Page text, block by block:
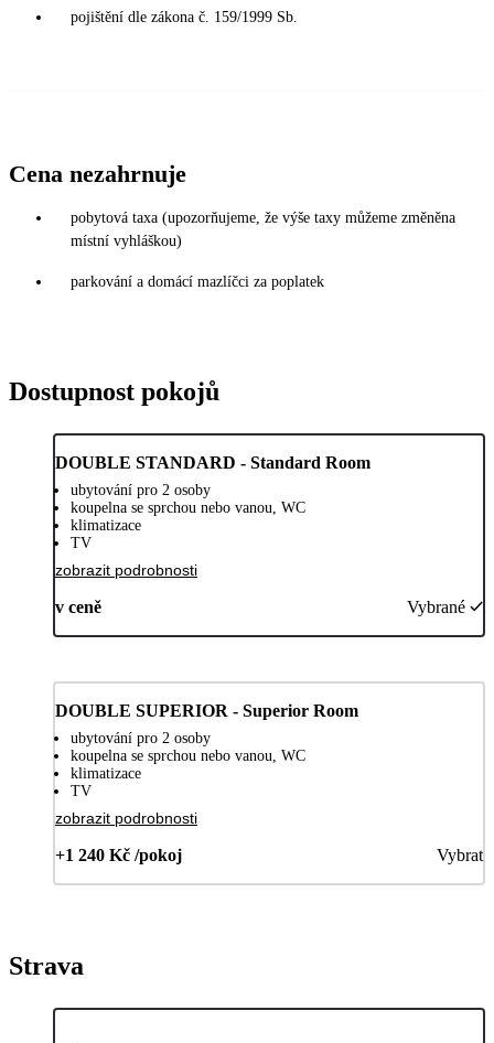
pojištění dle zákona č. 159/1999 Sb.
Cena nezahrnuje
pobytová taxa (upozorňujeme, že výše taxy můžeme změněna
místní vyhláškou)
parkování a domácí mazlíčci za poplatek
Dostupnost pokojů
DOUBLE STANDARD - Standard Room
ubytování pro 2 osoby
koupelna se sprchou nebo vanou, WC
klimatizace
TV
zobrazit podrobnosti
v ceně Vybrané
DOUBLE SUPERIOR - Superior Room
ubytování pro 2 osoby
koupelna se sprchou nebo vanou, WC
klimatizace
TV
zobrazit podrobnosti
+1 240 Kč /pokoj Vybrat
Strava